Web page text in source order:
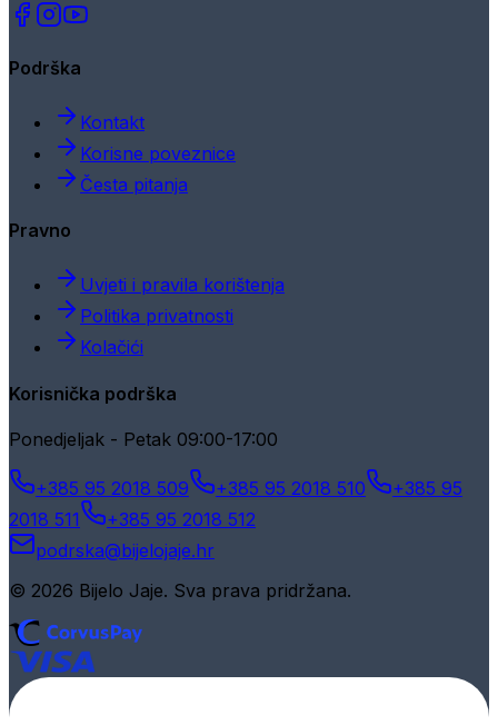
Podrška
Kontakt
Korisne poveznice
Česta pitanja
Pravno
Uvjeti i pravila korištenja
Politika privatnosti
Kolačići
Korisnička podrška
Ponedjeljak - Petak 09:00-17:00
+385 95 2018 509 +385 95 2018 510
+385 95
2018 511
+385 95 2018 512
podrska@bijelojaje.hr
© 2026 Bijelo Jaje. Sva prava pridržana.